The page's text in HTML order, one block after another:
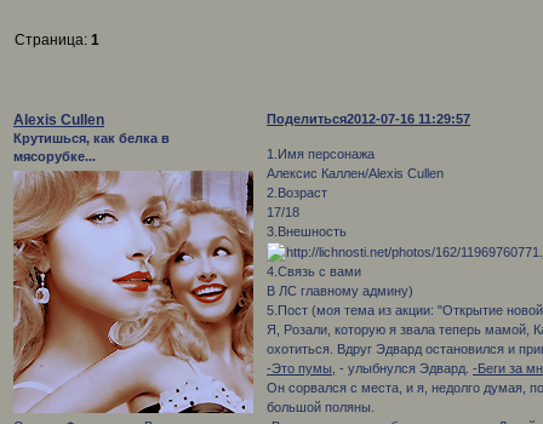
Страница:1
Поделиться2012-07-16 11:29:57
Alexis Cullen
Крутишься, как белка в
мясорубке...
1.Имя персонажа
Алексис Каллен/Alexis Cullen
2.Возраст
17/18
3.Внешность
4.Связь с вами
В ЛС главному админу)
5.Пост (моя тема из акции: "Открытие
Я, Розали, которую я звала теперь мамой,
охотиться. Вдруг Эдвард остановился и
-Это пумы, - улыбнулся Эдвард.-Беги за
Он сорвался с места, и я, недолго думая,
большой поляны.